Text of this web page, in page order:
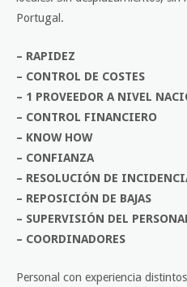
Portugal.
– RAPIDEZ
– CONTROL DE COSTES
– 1 PROVEEDOR A NIVEL
– CONTROL FINANCIERO
– KNOW HOW
– CONFIANZA
– RESOLUCIÓN DE
– REPOSICIÓN DE BAJAS
– SUPERVISIÓN DEL
– COORDINADORES
Personal con experiencia distintos